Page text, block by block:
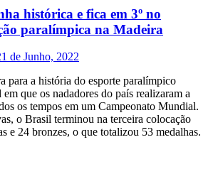
histórica e fica em 3º no
paralímpica na Madeira
de Junho, 2022
para a história do esporte paralímpico
que os nadadores do país realizaram a
os tempos em um Campeonato Mundial.
o Brasil terminou na terceira colocação
e 24 bronzes, o que totalizou 53 medalhas.